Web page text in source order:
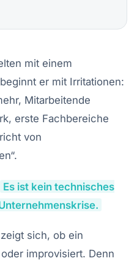
mit einem
er mit Irritationen:
Mitarbeitende
erste Fachbereiche
von
Es ist kein technisches
sich, ob ein
improvisiert. Denn